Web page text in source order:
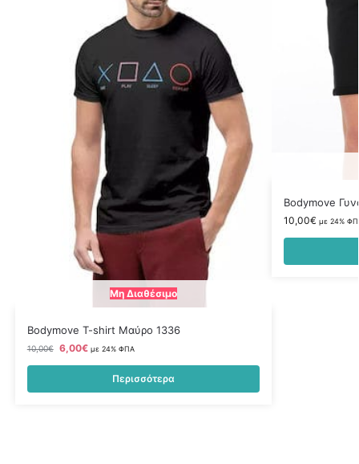
Μη Διαθέσιμο
Bodymove T-shirt Μαύρο 1336
10,00€ 6,00€ με 24% ΦΠΑ
Περισσότερα
Bodymove
10,00€ με 24%